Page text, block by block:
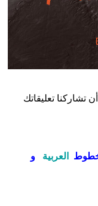
تشاركنا تعليقاتك
العربية و